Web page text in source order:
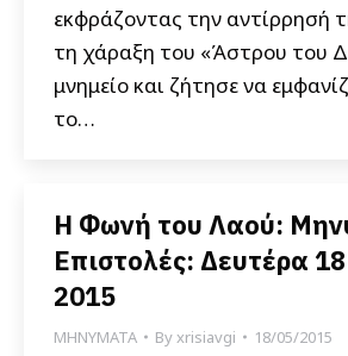
εκφράζοντας την αντίρρησή
τη χάραξη του «Άστρου του
μνημείο και ζήτησε να
το…
Η Φωνή του Λαού:
Επιστολές: Δευτέρα
2015
ΜΗΝΥΜΑΤΑ Byxrisiavgi 18/05/2015